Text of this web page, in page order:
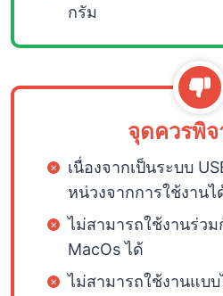
กรัม
จุดควรพิ
เนื่องจากเป็นระบบ
หน่วงจากการใช้งานไ
ไม่สามารถใช้งานร่ว
MacOs ได้
ไม่สามารถใช้งานแบบ